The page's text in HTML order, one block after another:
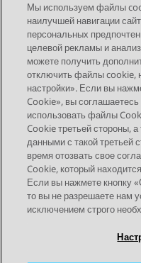
Send Feedback
Topic navigation
Предыдущая тема
STAY CONNECTED
Мы используем файлы
наилучшей навигации
персональных
целевой рекламы и
можете получить
отключить файлы cookie,
настройки». Если вы
Cookie», вы
использовать файлы
Cookie третьей стороны,
данными с такой третьей
время отозвать свое
Cookie, который
Если вы нажмете кнопку
то вы не разрешаете нам
исключением строго